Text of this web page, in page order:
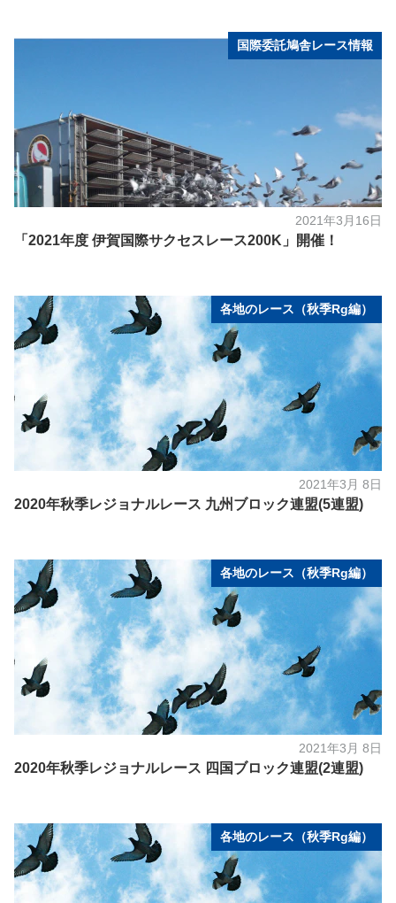
国際委託鳩舎レース情報
2021年3月16日
「2021年度 伊賀国際サクセスレース200K」開催！
各地のレース（秋季Rg編）
2021年3月 8日
2020年秋季レジョナルレース 九州ブロック連盟(5連盟)
各地のレース（秋季Rg編）
2021年3月 8日
2020年秋季レジョナルレース 四国ブロック連盟(2連盟)
各地のレース（秋季Rg編）